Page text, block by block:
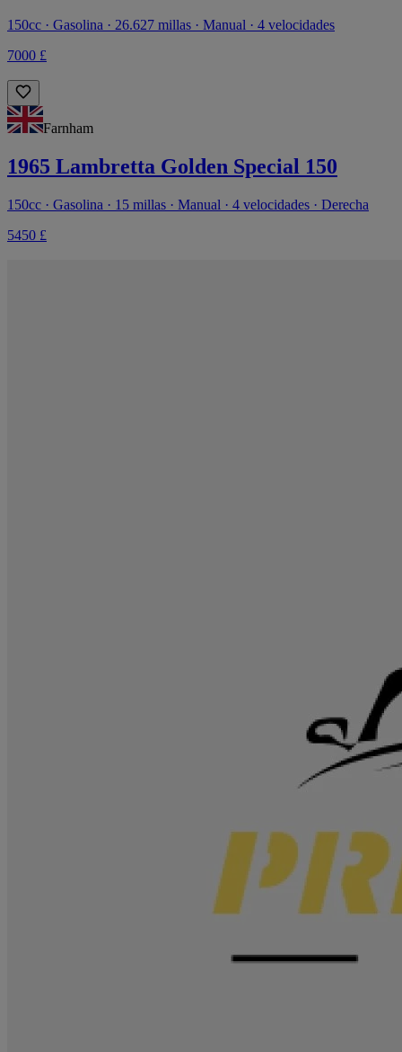
150cc · Gasolina · 26.627 millas · Manual · 4 velocidades
7000 £
Farnham
1965 Lambretta Golden Special 150
150cc · Gasolina · 15 millas · Manual · 4 velocidades · Derecha
5450 £